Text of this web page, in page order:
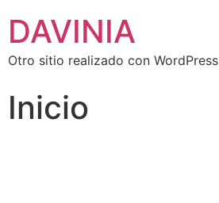
DAVINIA
Otro sitio realizado con WordPress
Inicio